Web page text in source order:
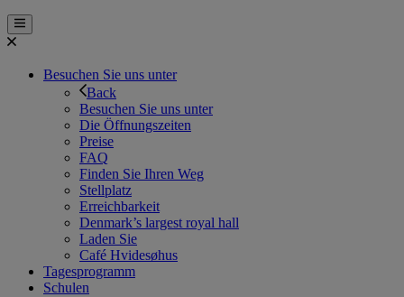
Besuchen Sie uns unter
Back
Besuchen Sie uns unter
Die Öffnungszeiten
Preise
FAQ
Finden Sie Ihren Weg
Stellplatz
Erreichbarkeit
Denmark’s largest royal hall
Laden Sie
Café Hvidesøhus
Tagesprogramm
Schulen